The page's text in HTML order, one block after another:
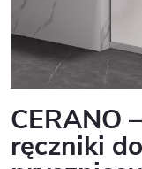
CERANO
ręczniki